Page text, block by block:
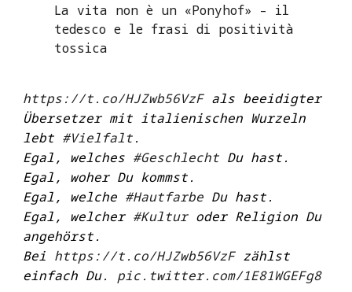
La vita non è un «Ponyhof» – il
tedesco e le frasi di positività
tossica
https://t.co/HJZwb56VzFals beeidigter
Übersetzer mit italienischen Wurzeln
lebt #Vielfalt.
Egal, welches #Geschlecht Du hast.
Egal, woher Du kommst.
Egal, welche #Hautfarbe Du hast.
Egal, welcher #Kulturoder Religion Du
angehörst.
Bei https://t.co/HJZwb56VzFzählst
einfach Du. pic.twitter.com/1E81WGEFg8